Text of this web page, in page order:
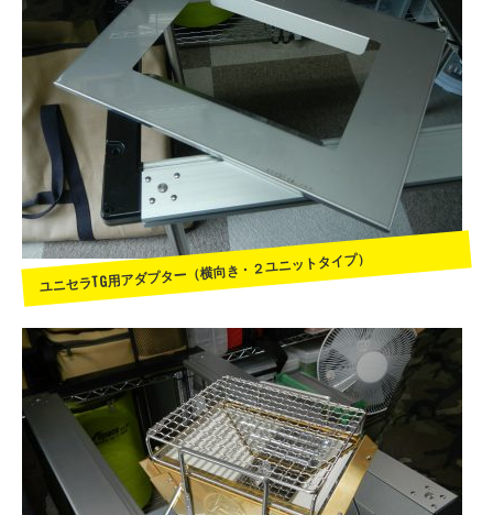
ユニセラTG用アダプター（横向き・２ユニットタイプ）